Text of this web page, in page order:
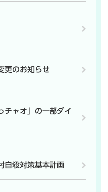
更のお知らせ
チャオ」の一部ダイ
自殺対策基本計画